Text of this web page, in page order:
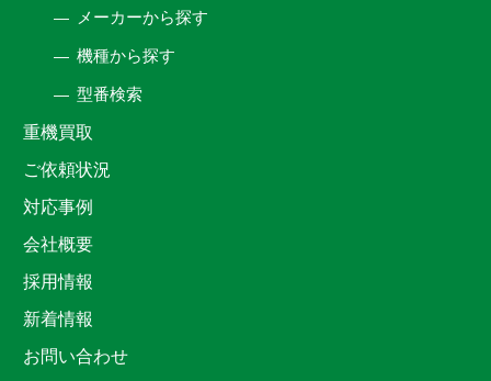
メーカーから探す
機種から探す
型番検索
重機買取
ご依頼状況
対応事例
会社概要
採用情報
新着情報
お問い合わせ